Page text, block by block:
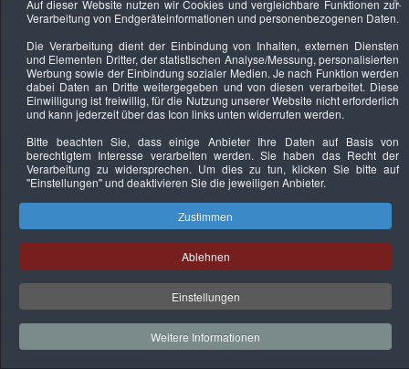
Keine Termine
Datenschutzerklärung Urheberrechtsnachweise Nachhaltigkeit
Copyright © 2026. Bundesverband Deutscher
Sachverständiger und Fachgutachter e.V..
Auf dieser Website nutzen wir Cookies und vergleichbare Funktionen zur
Verarbeitung von Endgeräteinformationen und personenbezogenen Daten.
Die Verarbeitung dient der Einbindung von Inhalten, externen Diensten
und Elementen Dritter, der statistischen Analyse/Messung, personalisierten
Werbung sowie der Einbindung sozialer Medien. Je nach Funktion werden
dabei Daten an Dritte weitergegeben und von diesen verarbeitet. Diese
Einwilligung ist freiwillig, für die Nutzung unserer Website nicht erforderlich
und kann jederzeit über das Icon links unten widerrufen werden.
Bitte beachten Sie, dass einige Anbieter Ihre Daten auf Basis von
berechtigtem Interesse verarbeiten werden. Sie haben das Recht der
Verarbeitung zu widersprechen. Um dies zu tun, klicken Sie bitte auf
"Einstellungen"und deaktivieren Sie die jeweiligen Anbieter.
Zustimmen
Ablehnen
Einstellungen
Weitere Informationen